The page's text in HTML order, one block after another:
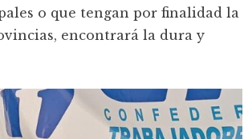
o que tengan por finalidad la
encontrará la dura y